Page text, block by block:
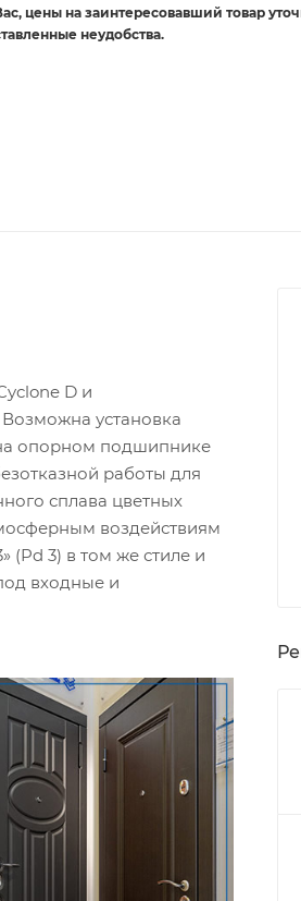
цены на заинтересовавший товар
неудобства.
D и
установка
на опорном подшипнике
работы для
сплава цветных
воздействиям
3) в том же стиле и
входные и